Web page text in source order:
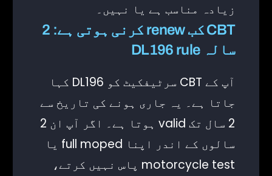
زیادہ مناسب ہے یا نہیں۔
CBT کب renew کرنی ہوتی ہے: 2
سالہ DL196 rule
آپ کے CBT سرٹیفکیٹ کو DL196 کہا
جاتا ہے۔ یہ جاری ہونے کی تاریخ سے
2 سال تک valid ہوتا ہے۔ اگر آپ ان 2
سالوں کے اندر اپنا full moped یا
motorcycle test پاس نہیں کرتے،